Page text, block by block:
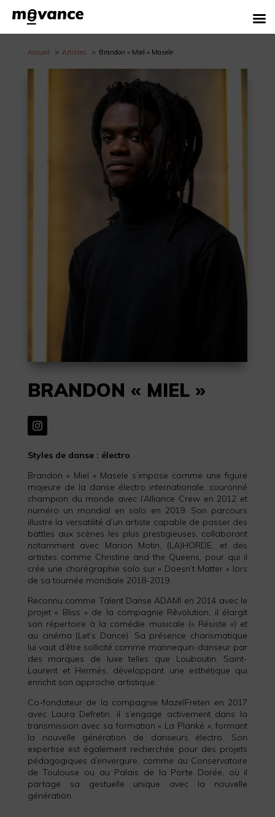
Accueil Artistes Brandon « Miel » Masele
BRANDON « MIEL »
Styles de danse : électro
Brandon « Miel » Masele s’impose comme une figure
majeure de la danse électro internationale, couronné
champion du monde avec l’Alliance Crew en 2012 et
numéro un mondial en solo en 2019. Son parcours
illustre la versatilité d’un artiste capable de passer des
battles aux scènes les plus prestigieuses, collaborant
notamment avec Marion Motin, (LA)HORDE, et des
artistes comme Christine and the Queens, pour qui il
crée une chorégraphie solo sur « Doesn’t Matter » lors
de sa tournée mondiale 2018-2019.
Reconnu comme Talent Danse ADAMI en 2014 avec le
projet « Bliss » de la compagnie Rêvolution, il élargit
son répertoire à la comédie musicale (« Résiste ») et
au cinéma (Let’s Dance). Sa présence charismatique
lui vaut d’être sollicité comme mannequin-danseur par
des marques de luxe telles que Louboutin, Saint-
Laurent et Hermès, développant une esthétique qui
enrichit son approche artistique.
Co-fondateur de la compagnie MazelFreten en 2017
avec Laura Defretin, il s’engage activement dans la
transmission avec sa formation « La Planké », formant
la nouvelle génération de danseurs électro. Son
expertise est également recherchée pour des projets
pédagogiques d’envergure, comme au Conservatoire
de Toulouse ou au Palais de la Porte Dorée, où il
partage sa gestuelle unique avec la nouvelle
génération.